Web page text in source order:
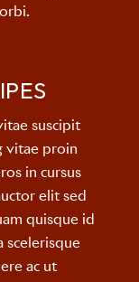
suscipit
vitae proin
in cursus
elit sed
quisque id
scelerisque
ac ut